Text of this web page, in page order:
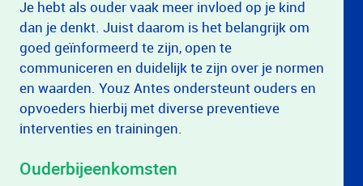
Je hebt als ouder vaak meer invloed op je kind
dan je denkt. Juist daarom is het belangrijk om
goed geïnformeerd te zijn, open te
communiceren en duidelijk te zijn over je normen
en waarden. Youz Antes ondersteunt ouders en
opvoeders hierbij met diverse preventieve
interventies en trainingen.
Ouderbijeenkomsten